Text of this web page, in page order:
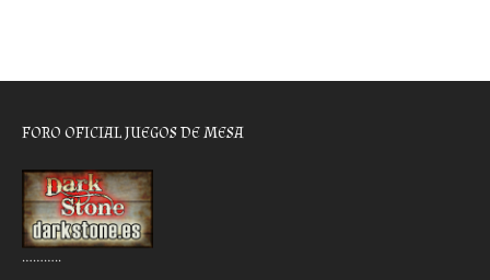
FORO OFICIAL JUEGOS DE MESA
………..